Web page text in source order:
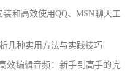
和高效使用QQ、MSN聊天工
几种实用方法与实践技巧
效编辑音频：新手到高手的完